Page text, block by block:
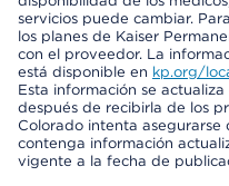
servicios puede cambiar.
los planes de Kaiser
con el proveedor. La
está disponible en kp.org/
Esta información se
después de recibirla de los
Colorado intenta
contenga información
vigente a la fecha de